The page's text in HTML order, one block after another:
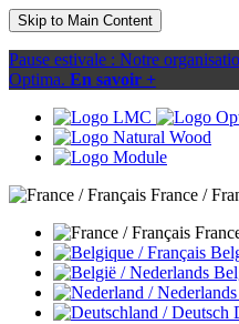
Skip to Main Content
Pause estivale : Notre
Optima. En savoir +
France /